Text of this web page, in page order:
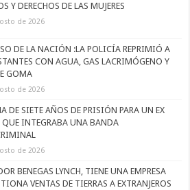
Y DERECHOS DE LAS MUJERES
de 2026
DE LA NACIÓN :LA POLICÍA REPRIMIÓ A
CON AGUA, GAS LACRIMÓGENO Y
GOMA
de 2026
DE SIETE AÑOS DE PRISIÓN PARA UN EX
INTEGRABA UNA BANDA
de 2026
BENEGAS LYNCH, TIENE UNA EMPRESA
VENTAS DE TIERRAS A EXTRANJEROS